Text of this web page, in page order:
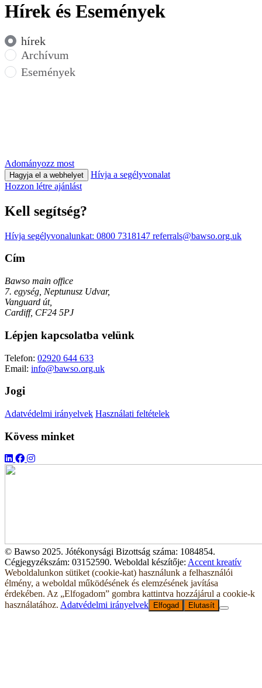
Hírek és Események
hírek
Archívum
Események
Adományozz most
Hagyja el a webhelyet
Hívja a segélyvonalat
Hozzon létre ajánlást
Kell segítség?
Hívja segélyvonalunkat: 0800 7318147 referrals@bawso.org.uk
Cím
Bawso main office
7. egység, Neptunusz Udvar,
Vanguard út,
Cardiff, CF24 5PJ
Lépjen kapcsolatba velünk
Telefon: 02920 644 633
Email: info@bawso.org.uk
Jogi
Adatvédelmi irányelvek Használati feltételek
Kövess minket
© Bawso 2025. Jótékonysági Bizottság száma: 1084854.
Cégjegyzékszám: 03152590. Weboldal készítője: Accent kreatív
Weboldalunkon sütiket (cookie-kat) használunk a felhasználói
élmény, a weboldal működésének és elemzésének javítása
érdekében. Az „Elfogadom” gombra kattintva hozzájárul a cookie-k
használatához. Adatvédelmi irányelvek Elfogad Elutasít